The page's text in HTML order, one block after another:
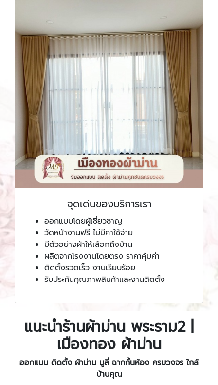
จุดเด่นของบริการเรา
ออกแบบโดยผู้เชี่ยวชาญ
วัดหน้างานฟรี ไม่มีค่าใช้จ่าย
มีตัวอย่างผ้าให้เลือกถึงบ้าน
ผลิตจากโรงงานโดยตรง ราคาคุ้มค่า
ติดตั้งรวดเร็ว งานเรียบร้อย
รับประกันคุณภาพสินค้าและงานติดตั้ง
แนะนำร้านผ้าม่าน พระราม2 |
เมืองทอง ผ้าม่าน
ออกแบบ ติดตั้ง ผ้าม่าน มูลี่ ฉากกั้นห้อง ครบวงจร ใกล้
บ้านคุณ